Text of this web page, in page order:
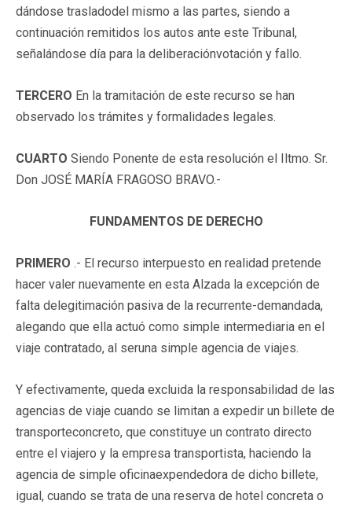
dándose trasladodel mismo a las partes, siendo a
continuación remitidos los autos ante este Tribunal,
señalándose día para la deliberaciónvotación y fallo.
TERCERO En la tramitación de este recurso se han
observado los trámites y formalidades legales.
CUARTO Siendo Ponente de esta resolución el Iltmo. Sr.
Don JOSÉ MARÍA FRAGOSO BRAVO.-
FUNDAMENTOS DE DERECHO
PRIMERO .- El recurso interpuesto en realidad pretende
hacer valer nuevamente en esta Alzada la excepción de
falta delegitimación pasiva de la recurrente-demandada,
alegando que ella actuó como simple intermediaria en el
viaje contratado, al seruna simple agencia de viajes.
Y efectivamente, queda excluida la responsabilidad de las
agencias de viaje cuando se limitan a expedir un billete de
transporteconcreto, que constituye un contrato directo
entre el viajero y la empresa transportista, haciendo la
agencia de simple oficinaexpendedora de dicho billete,
igual, cuando se trata de una reserva de hotel concreta o